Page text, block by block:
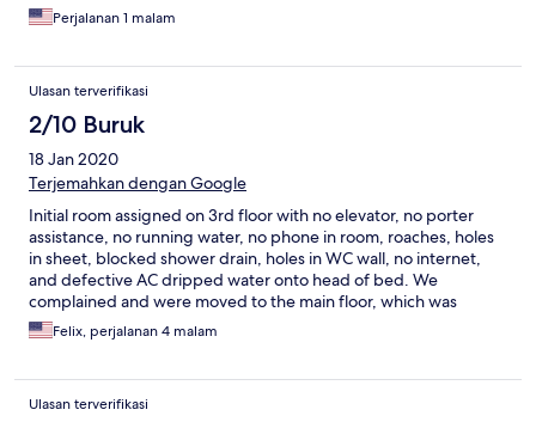
Perjalanan 1 malam
Ulasan terverifikasi
2/10 Buruk
18 Jan 2020
Terjemahkan dengan Google
Initial room assigned on 3rd floor with no elevator, no porter
assistance, no running water, no phone in room, roaches, holes
in sheet, blocked shower drain, holes in WC wall, no internet,
and defective AC dripped water onto head of bed. We
complained and were moved to the main floor, which was
marginally better. Hotel staff had poor communication skills and
zero hospitality and helpfulness. Breakfast was deplorable and
arrange a taxi for an early morning departure. Ex-pat travelers
would find this facility unacceptable.
Felix, perjalanan 4 malam
Ulasan terverifikasi